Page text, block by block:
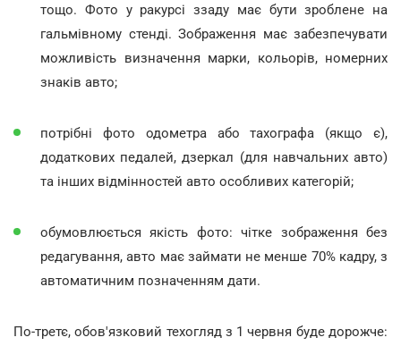
тощо. Фото у ракурсі ззаду має бути зроблене на
гальмівному стенді. Зображення має забезпечувати
можливість визначення марки, кольорів, номерних
знаків авто;
потрібні фото одометра або тахографа (якщо є),
додаткових педалей, дзеркал (для навчальних авто)
та інших відмінностей авто особливих категорій;
обумовлюється якість фото: чітке зображення без
редагування, авто має займати не менше 70% кадру, з
автоматичним позначенням дати.
По-третє, обов'язковий техогляд з 1 червня буде дорожче: